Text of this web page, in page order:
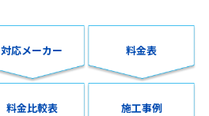
対応メーカー 料金表
料金比較表 施工事例